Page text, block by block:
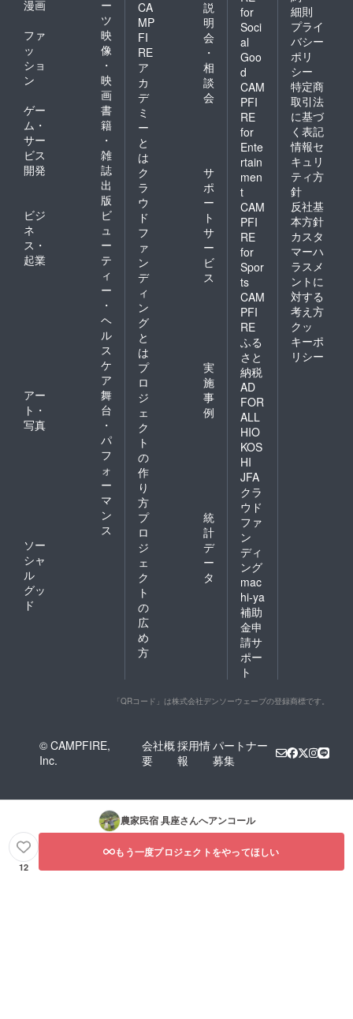
漫画
ー
ツ
ファ
ッ
ショ
ン
映
像
・
映
画
ゲー
ム・
サー
ビス
開発
書
籍
・
雑
誌
出
版
ビジ
ネ
ス・
起業
ビ
ュ
ー
テ
ィ
ー
・
ヘ
ル
ス
ケ
ア
アー
ト・
写真
舞
台
・
パ
フ
ォ
ー
マ
ン
ス
ソー
シャ
ル
グッ
ド
CA
MP
FI
RE
ア
カ
デ
ミ
ー
と
は
説
明
会
・
相
談
会
ク
ラ
ウ
ド
フ
ァ
ン
デ
ィ
ン
グ
と
は
サ
ポ
ー
ト
サ
ー
ビ
ス
プ
ロ
ジ
ェ
ク
ト
の
作
り
方
実
施
事
例
プ
ロ
ジ
ェ
ク
ト
の
広
め
方
統
計
デ
ー
タ
for
Soci
al
Goo
d
CAM
PFI
RE
for
Ente
rtain
men
t
CAM
PFI
RE
for
Spor
ts
CAM
PFI
RE
ふる
さと
納税
AD
FOR
ALL
HIO
KOS
HI
JFA
クラ
ウド
ファ
ン
ディ
ング
mac
hi-ya
補助
金申
請サ
ポー
ト
細則
プライ
バシー
ポリ
シー
特定商
取引法
に基づ
く表記
情報セ
キュリ
ティ方
針
反社基
本方針
カスタ
マーハ
ラスメ
ントに
対する
考え方
クッ
キーポ
リシー
「QRコード」は株式会社デンソーウェーブの登録商標です。
© CAMPFIRE,
Inc.
会社概
要
採用情
報
パートナー
募集
農家民宿 具座さんへアンコール
12
もう一度プロジェクトをやってほしい